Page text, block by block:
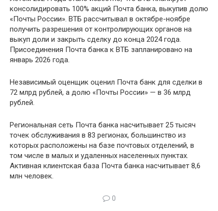
консолидировать 100% акций Почта банка, выкупив долю
«Почты России». ВТБ рассчитывал в октябре-ноябре
получить разрешения от контролирующих органов на
выкуп доли и закрыть сделку до конца 2024 года.
Присоединения Почта банка к ВТБ запланировано на
январь 2026 года.
Независимый оценщик оценил Почта банк для сделки в
72 млрд рублей, а долю «Почты России» — в 36 млрд
рублей.
Региональная сеть Почта банка насчитывает 25 тысяч
точек обслуживания в 83 регионах, большинство из
которых расположены на базе почтовых отделений, в
том числе в малых и удаленных населенных пунктах.
Активная клиентская база Почта банка насчитывает 8,6
млн человек.
0